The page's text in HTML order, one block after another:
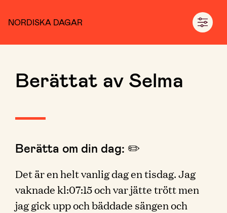
NORDISKA DAGAR
Berättat av Selma
Berätta om din dag: ✏️
Det är en helt vanlig dag en tisdag. Jag
vaknade kl:07:15 och var jätte trött men
jag gick upp och bäddade sängen och